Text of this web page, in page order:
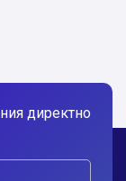
директно